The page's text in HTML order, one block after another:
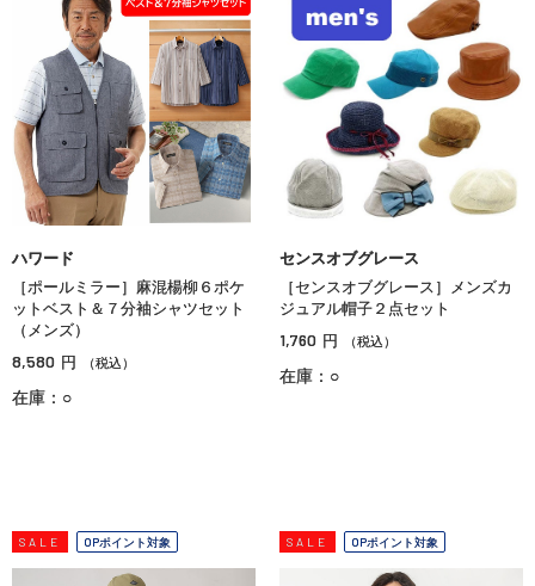
ハワード
［ポールミラー］麻混楊柳６ポケ
ットベスト＆７分袖シャツセット
（メンズ）
8,580 円 （税込）
在庫：○
センスオブグレース
［センスオブグレース］メンズカ
ジュアル帽子２点セット
1,760 円 （税込）
在庫：○
SALE OPポイント対象 SALE OPポイント対象